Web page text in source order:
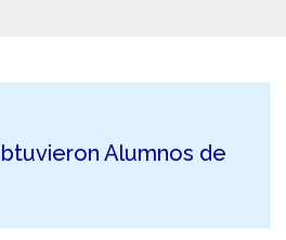
Alumnos de